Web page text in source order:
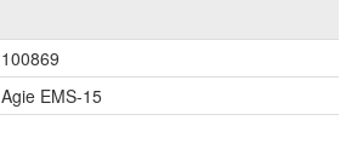
100869
Agie EMS-15